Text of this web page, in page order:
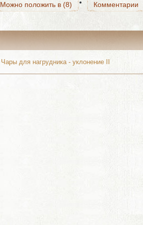
Можно положить в (8) Комментарии
Чары для нагрудника - уклонение II